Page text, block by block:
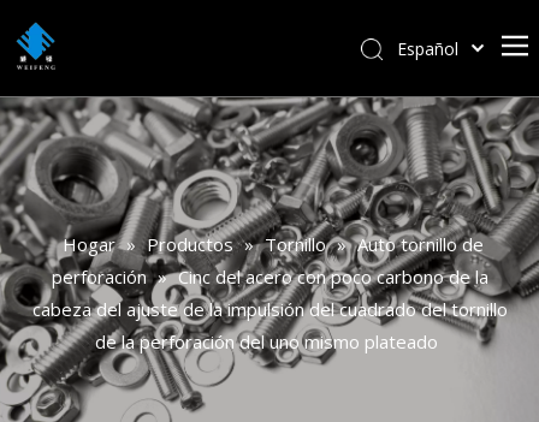
Español
हिन्दी
Italiano
Deutsch
Português
Pусский
Français
العربية
Hogar » Productos » Tornillo » Auto tornillo de
perforación » Cinc del acero con poco carbono de la
cabeza del ajuste de la impulsión del cuadrado del tornillo
de la perforación del uno mismo plateado